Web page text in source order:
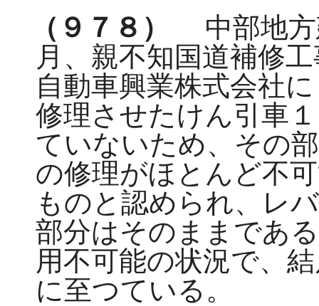
（９７８）
中部地方
月、親不知国道補修
自動車興業株式会社
修理させたけん引車
ていないため、その
の修理がほとんど不
ものと認められ、レ
部分はそのままであ
用不可能の状況で、
に至つている。